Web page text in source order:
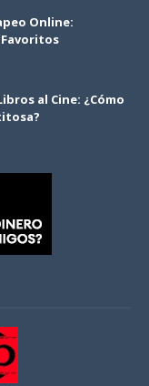
Online:
al Cine: ¿Cómo